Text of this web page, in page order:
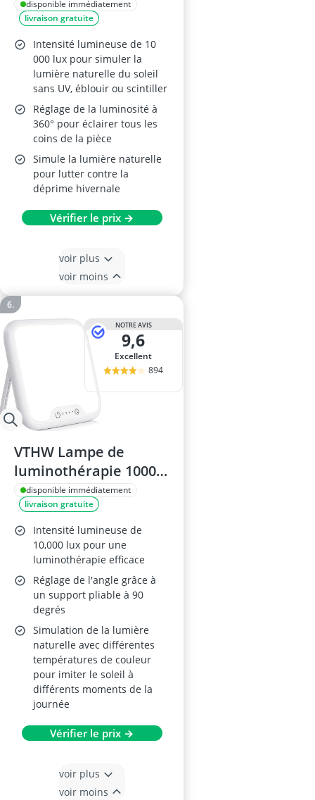
Lux avec
télécommande
disponible immédiatement
livraison gratuite
Intensité lumineuse de 10
000 lux pour simuler la
lumière naturelle du soleil
sans UV, éblouir ou scintiller
Réglage de la luminosité à
360° pour éclairer tous les
coins de la pièce
Simule la lumière naturelle
pour lutter contre la
déprime hivernale
Vérifier le prix →
voir plus
voir moins
NOTRE AVIS
9,6
Excellent
894
VTHW Lampe de
luminothérapie 10000
Lux, Modèle compact
disponible immédiatement
livraison gratuite
Intensité lumineuse de
10,000 lux pour une
luminothérapie efficace
Réglage de l'angle grâce à
un support pliable à 90
degrés
Simulation de la lumière
naturelle avec différentes
températures de couleur
pour imiter le soleil à
différents moments de la
journée
Vérifier le prix →
voir plus
voir moins